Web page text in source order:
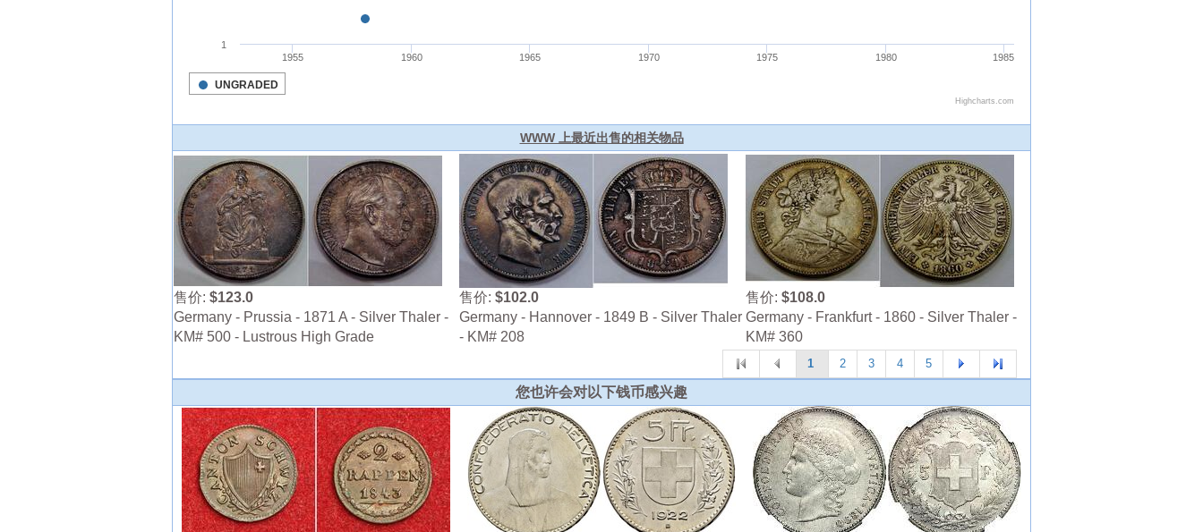
WWW 上最近出售的相关物品
售价: $123.0
Germany - Prussia - 1871 A - Silver Thaler -
KM# 500 - Lustrous High Grade
售价:$102.0
Germany - Hannover - 1849 B - Silver Thaler
- KM# 208
售价: $108.0
Germany - Frankfurt - 1860 - Silver Thaler -
KM# 360
1 2 3 4 5
您也许会对以下钱币感兴趣